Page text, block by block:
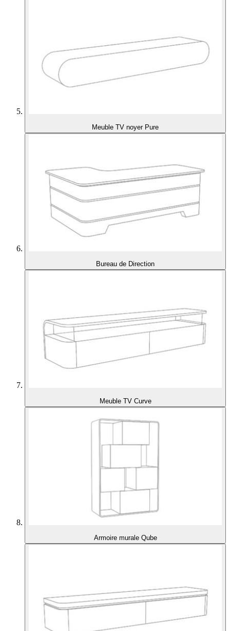
Meuble TV noyer Pure
Bureau de Direction
Meuble TV Curve
Armoire murale Qube